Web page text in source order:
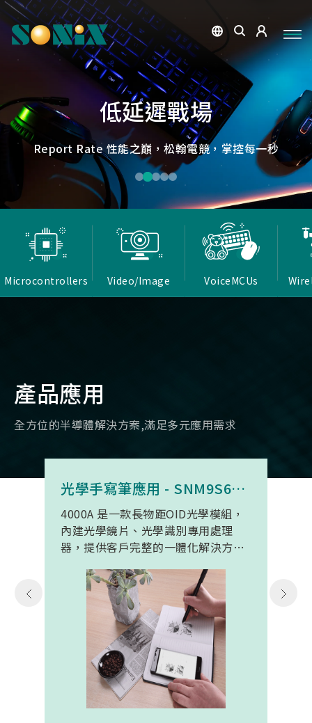
微小核心，巨大力量
松翰MCU：極致效能，智慧應用無所不在
低延遲戰場
Report Rate 性能之巔，松翰電競，掌控每一秒
捕捉每個清晰瞬間
高畫質ISP技術，支援HDR/3D降噪，提供卓越影像處理
能力
點讀魔法，數位學習新體驗
OID光學辨識技術，紙本內容瞬間數位化，開啟互動新篇
章
低延遲，無線視界
確保流暢穩定的影像傳輸
Microcontrollers Video/Image VoiceMCUs
產品應用
全方位的半導體解決方案,滿足多元應用需求
光學手寫筆應用 - SNM9S6100BC4000A
4000A 是一款長物距OID光學模組，
內建光學鏡片、光學識別專用處理
器，提供客戶完整的一體化解決方
置開發。模組在保持小型化的同時，
延伸了可用物距範圍，使其能在離紙
面更遠的位置仍精確讀取碼點，同時
內建的高幀率SoC，能確保書寫筆跡
的連續與準確。 透過4000A模組能有
效縮短客戶開發週期，並確保在小型
裝置中仍維持高精度與穩定度，讓產
品能夠以最自然的方式，將紙本與數
位內容緊密連結。